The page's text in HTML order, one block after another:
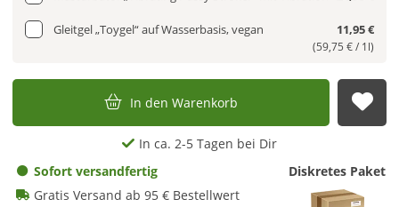
Gleitgel „Toygel“ auf Wasserbasis, vegan 11,95 €
(59,75 € / 1l)
In den Warenkorb
In ca. 2-5 Tagen bei Dir
Sofort versandfertig
Gratis Versand ab 95 € Bestellwert
Diskretes Paket